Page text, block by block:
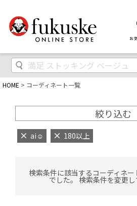
お
HOME コーディネート一覧
絞り込む
ai‪‪☺︎‬ 180以上
検索条件に該当するコーディネ
でした。 検索条件を変更し